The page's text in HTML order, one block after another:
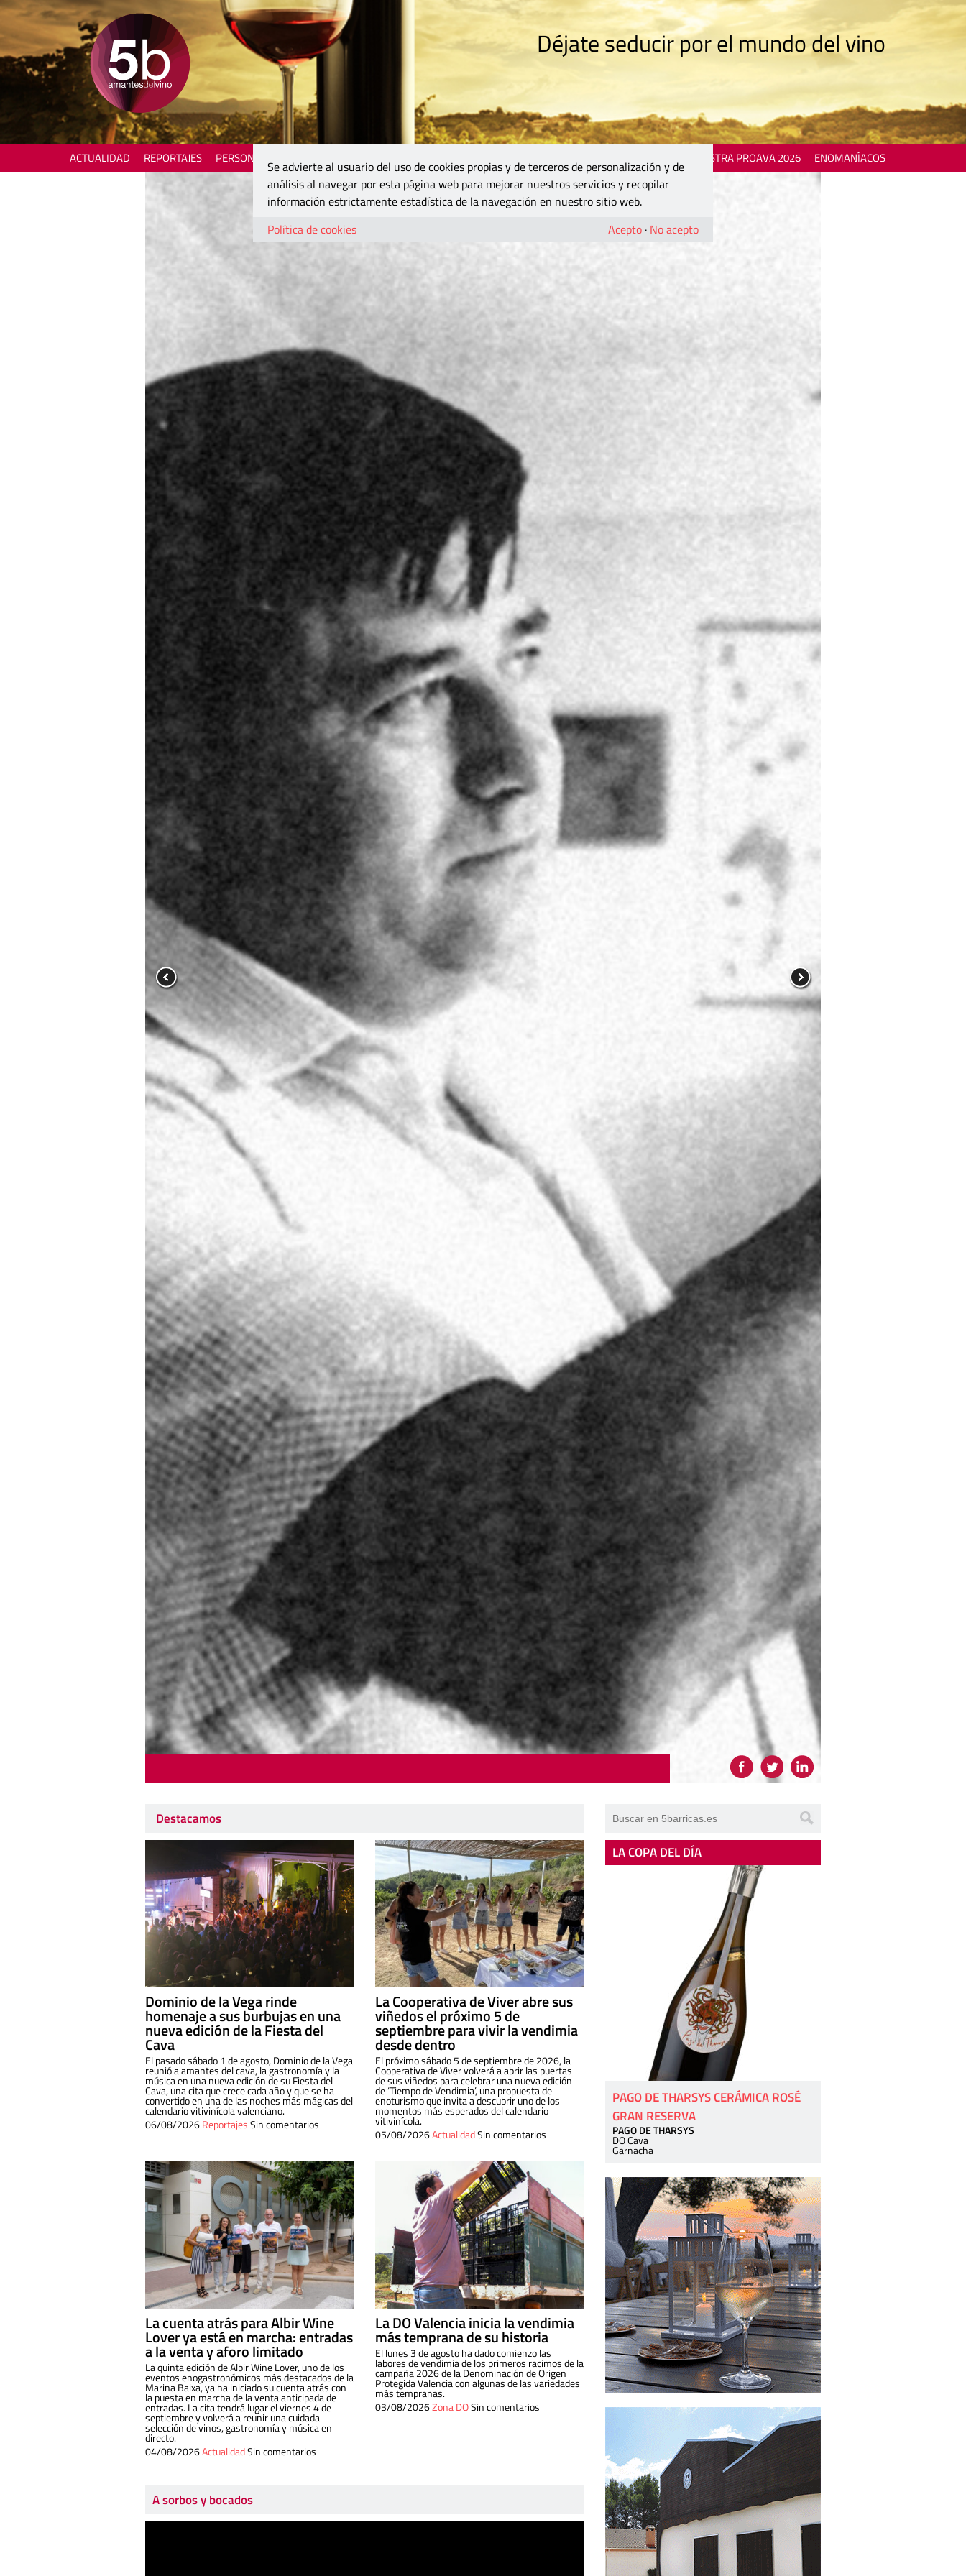
Déjate seducir por el mundo del vino
ACTUALIDAD REPORTAJES PERSONAJES MOSTRA PROAVA 2026 ENOMANÍACOS
Destacamos
Dominio de la Vega rinde
homenaje a sus burbujas en una
nueva edición de la Fiesta del
Cava
El pasado sábado 1 de agosto, Dominio de la Vega
reunió a amantes del cava, la gastronomía y la
música en una nueva edición de su Fiesta del
Cava, una cita que crece cada año y que se ha
convertido en una de las noches más mágicas del
calendario vitivinícola valenciano.
06/08/2026ReportajesSin comentarios
La Cooperativa de Viver abre sus
viñedos el próximo 5 de
septiembre para vivir la vendimia
desde dentro
El próximo sábado 5 de septiembre de 2026, la
Cooperativa de Viver volverá a abrir las puertas
de sus viñedos para celebrar una nueva edición
de ‘Tiempo de Vendimia’, una propuesta de
enoturismo que invita a descubrir uno de los
momentos más esperados del calendario
vitivinícola.
05/08/2026ActualidadSin comentarios
La cuenta atrás para Albir Wine
Lover ya está en marcha: entradas
a la venta y aforo limitado
La quinta edición de Albir Wine Lover, uno de los
eventos enogastronómicos más destacados de la
Marina Baixa, ya ha iniciado su cuenta atrás con
la puesta en marcha de la venta anticipada de
entradas. La cita tendrá lugar el viernes 4 de
septiembre y volverá a reunir una cuidada
selección de vinos, gastronomía y música en
directo.
04/08/2026ActualidadSin comentarios
La DO Valencia inicia la vendimia
más temprana de su historia
El lunes 3 de agosto ha dado comienzo las
labores de vendimia de los primeros racimos de la
campaña 2026 de la Denominación de Origen
Protegida Valencia con algunas de las variedades
más tempranas.
03/08/2026Zona DOSin comentarios
A sorbos y bocados
LA COPA DEL DÍA
PAGO DE THARSYS CERÁMICA ROSÉ
GRAN RESERVA
PAGO DE THARSYS
DO Cava
Garnacha
Se advierte al usuario del uso de cookies propias y de terceros de personalización y de
análisis al navegar por esta página web para mejorar nuestros servicios y recopilar
información estrictamente estadística de la navegación en nuestro sitio web.
Política de cookies
Acepto · No acepto